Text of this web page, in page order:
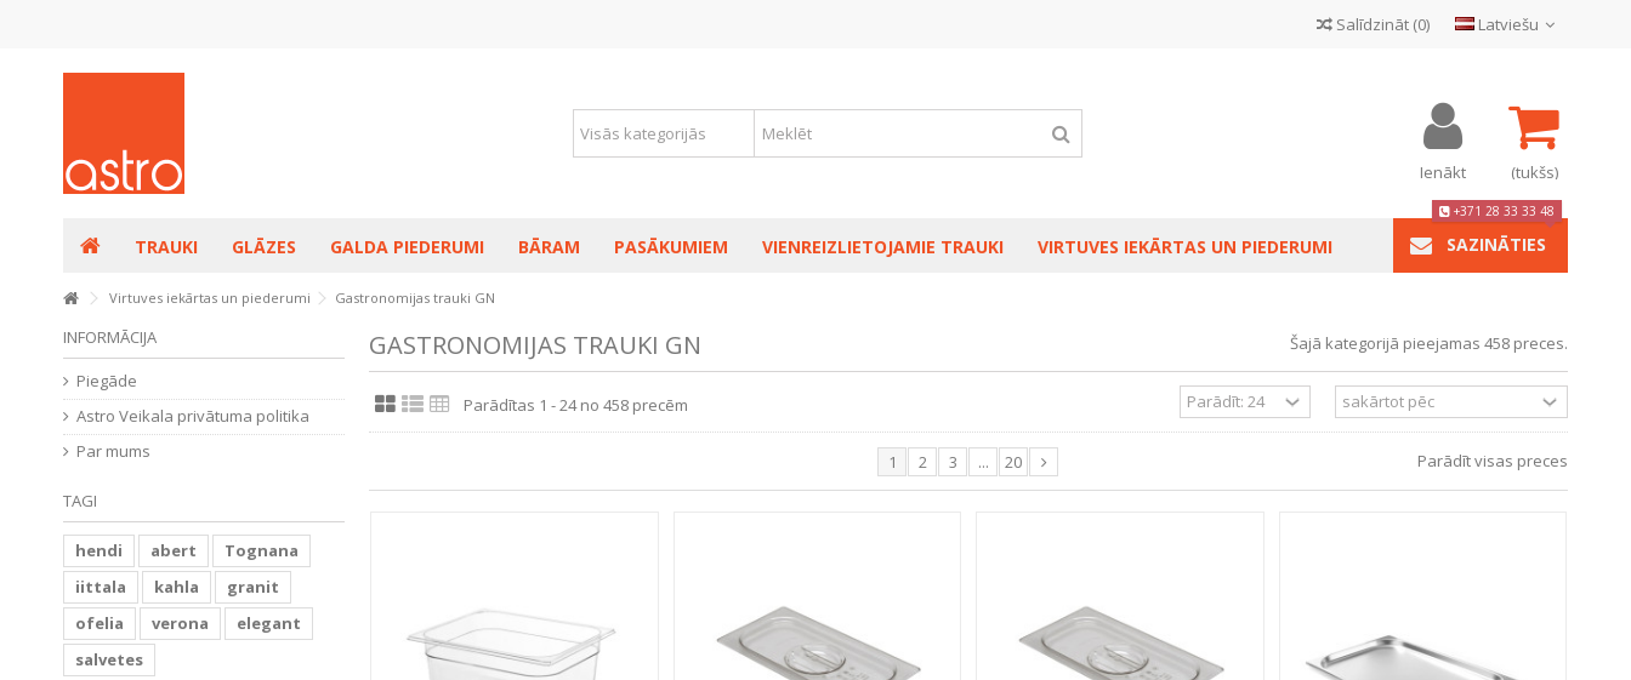
Latviešu
Salīdzināt (0)
(tukšs)
Ienākt
TRAUKI GLĀZES GALDA PIEDERUMI BĀRAM PASĀKUMIEM VIENREIZLIETOJAMIE TRAUKI VIRTUVES IEKĀRTAS UN PIEDERUMI SAZINĀTIES
+371 28 33 33 48
Virtuves iekārtas un piederumi Gastronomijas trauki GN
GASTRONOMIJAS TRAUKI GN Šajā kategorijā pieejamas 458 preces.
Parādītas 1 - 24 no 458 precēm
Parādīt visas preces
1 2 3 ... 20
INFORMĀCIJA
Piegāde
Astro Veikala privātuma politika
Par mums
TAGI
hendi abert
Tognana
iittala
kahla
granit
ofelia
verona
elegant
salvetes